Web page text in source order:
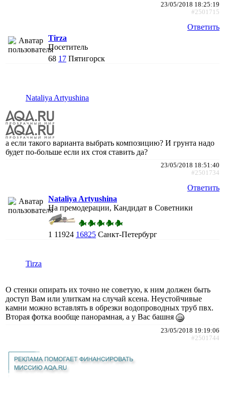
23/05/2018 18:25:19
#2501715
Ответить
Tirza
Посетитель
68 17 Пятигорск
Nataliya Artyushina
а если такого варианта выбрать композицию? И грунта надо
будет по-больше если их стоя ставить да?
23/05/2018 18:51:40
#2501734
Ответить
Nataliya Artyushina
На премодерации, Кандидат в Советники
1 11924 16825 Санкт-Петербург
Tirza
О стенки опирать их точно не советую, к ним должен быть
доступ Вам или улиткам на случай ксена. Неустойчивые
камни можно вставлять в обрезки водопроводных труб пвх.
Вторая фотка вообще панорамная, а у Вас башня
23/05/2018 19:19:06
#2501744